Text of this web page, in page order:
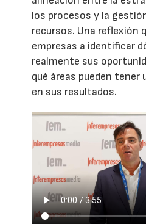
los procesos y la
recursos. Una reflexión
empresas a identificar
realmente sus
qué áreas pueden
en sus resultados.